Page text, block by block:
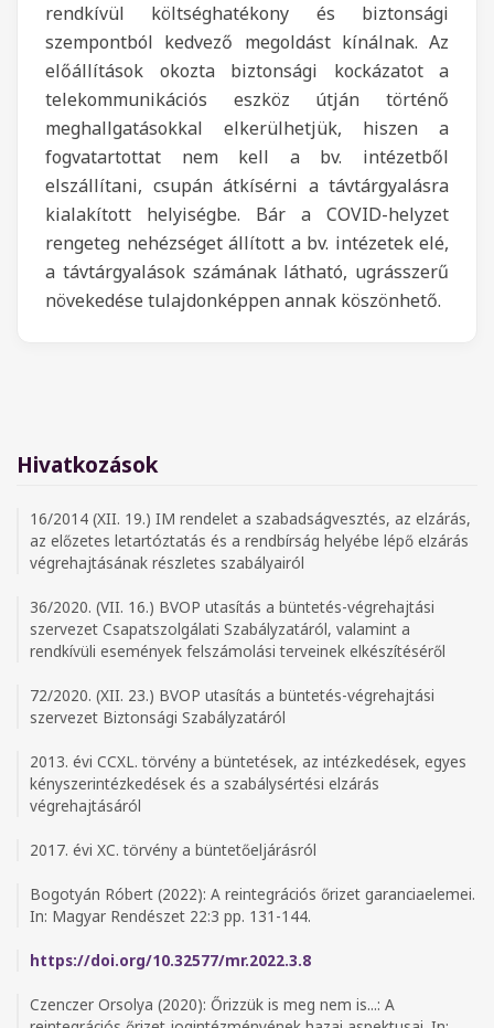
rendkívül költséghatékony és biztonsági
szempontból kedvező megoldást kínálnak. Az
előállítások okozta biztonsági kockázatot a
telekommunikációs eszköz útján történő
meghallgatásokkal elkerülhetjük, hiszen a
fogvatartottat nem kell a bv. intézetből
elszállítani, csupán átkísérni a távtárgyalásra
kialakított helyiségbe. Bár a COVID-helyzet
rengeteg nehézséget állított a bv. intézetek elé,
a távtárgyalások számának látható, ugrásszerű
növekedése tulajdonképpen annak köszönhető.
Hivatkozások
16/2014 (XII. 19.) IM rendelet a szabadságvesztés, az elzárás,
az előzetes letartóztatás és a rendbírság helyébe lépő elzárás
végrehajtásának részletes szabályairól
36/2020. (VII. 16.) BVOP utasítás a büntetés-végrehajtási
szervezet Csapatszolgálati Szabályzatáról, valamint a
rendkívüli események felszámolási terveinek elkészítéséről
72/2020. (XII. 23.) BVOP utasítás a büntetés-végrehajtási
szervezet Biztonsági Szabályzatáról
2013. évi CCXL. törvény a büntetések, az intézkedések, egyes
kényszerintézkedések és a szabálysértési elzárás
végrehajtásáról
2017. évi XC. törvény a büntetőeljárásról
Bogotyán Róbert (2022): A reintegrációs őrizet garanciaelemei.
In: Magyar Rendészet 22:3 pp. 131-144.
https://doi.org/10.32577/mr.2022.3.8
Czenczer Orsolya (2020): Őrizzük is meg nem is...: A